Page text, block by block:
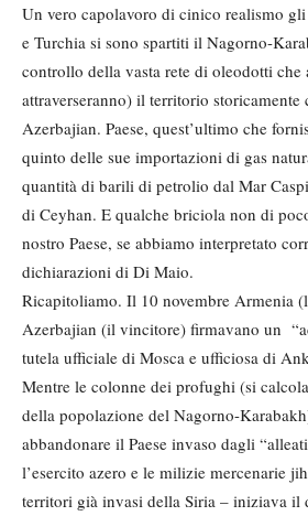
Un vero capolavoro di cinico realismo
e Turchia si sono spartiti il Nagorno-
controllo della vasta rete di oleodotti che
attraverseranno) il territorio storicamente
Azerbajian. Paese, quest’ultimo che
quinto delle sue importazioni di gas
quantità di barili di petrolio dal Mar
di Ceyhan. E qualche briciola non di
nostro Paese, se abbiamo interpretato
dichiarazioni di Di Maio.
Ricapitoliamo. Il 10 novembre Armenia
Azerbajian (il vincitore) firmavano un
tutela ufficiale di Mosca e ufficiosa di
Mentre le colonne dei profughi (si
della popolazione del Nagorno-
abbandonare il Paese invaso dagli
l’esercito azero e le milizie mercenarie
territori già invasi della Siria – iniziava il